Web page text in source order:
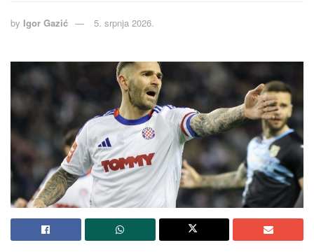
by Igor Gazić 5. srpnja 2026.